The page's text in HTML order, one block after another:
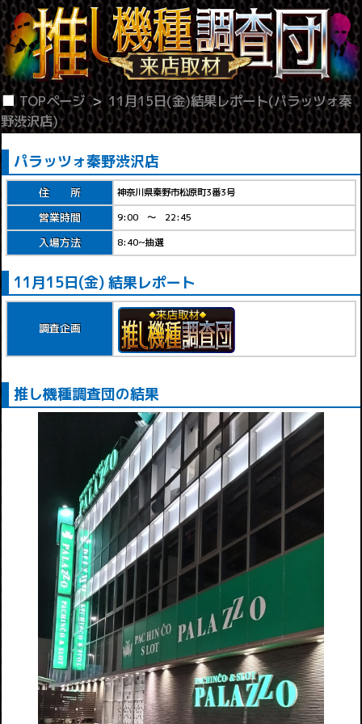
TOPページ
11月15日(金)結果レポート(パラッツォ秦
野渋沢店)
パラッツォ秦野渋沢店
住 所 神奈川県秦野市松原町3番3号
営業時間 9:00 ～ 22:45
入場方法 8:40~抽選
11月15日(金) 結果レポート
調査企画
推し機種調査団の結果